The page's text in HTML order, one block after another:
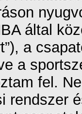
által
a
a
fel.
rendszer